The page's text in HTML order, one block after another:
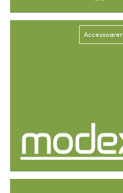
Accessoarer